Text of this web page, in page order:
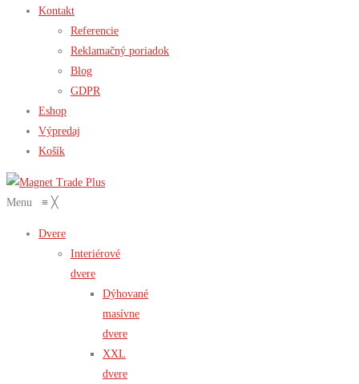
Kontakt
Referencie
Reklamačný poriadok
Blog
GDPR
Eshop
Výpredaj
Košík
Menu ≡ ╳
Dvere
Interiérové
dvere
Dýhované
masívne
dvere
XXL
dvere